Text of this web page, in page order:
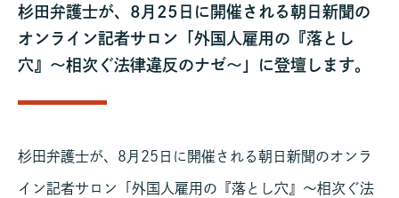
杉田弁護士が、8月25日に開催される朝日新聞の
オンライン記者サロン「外国人雇用の『落とし
穴』～相次ぐ法律違反のナゼ～」に登壇します。
杉田弁護士が、8月25日に開催される朝日新聞のオンラ
イン記者サロン「外国人雇用の『落とし穴』～相次ぐ法